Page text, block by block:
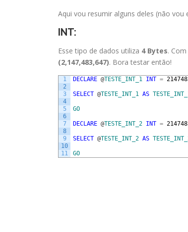
Aqui vou resumir alguns deles (não
INT:
Esse tipo de dados utiliza 4 Bytes.
(2,147,483,647). Bora testar então!
1
2
3
4
5
6
7
8
9
10
11
DECLARE @TESTE_INT_1 INT =
SELECT @TESTE_INT_1 AS
GO
DECLARE @TESTE_INT_2 INT =
SELECT @TESTE_INT_2 AS
GO